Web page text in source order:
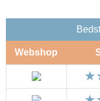
Webshop